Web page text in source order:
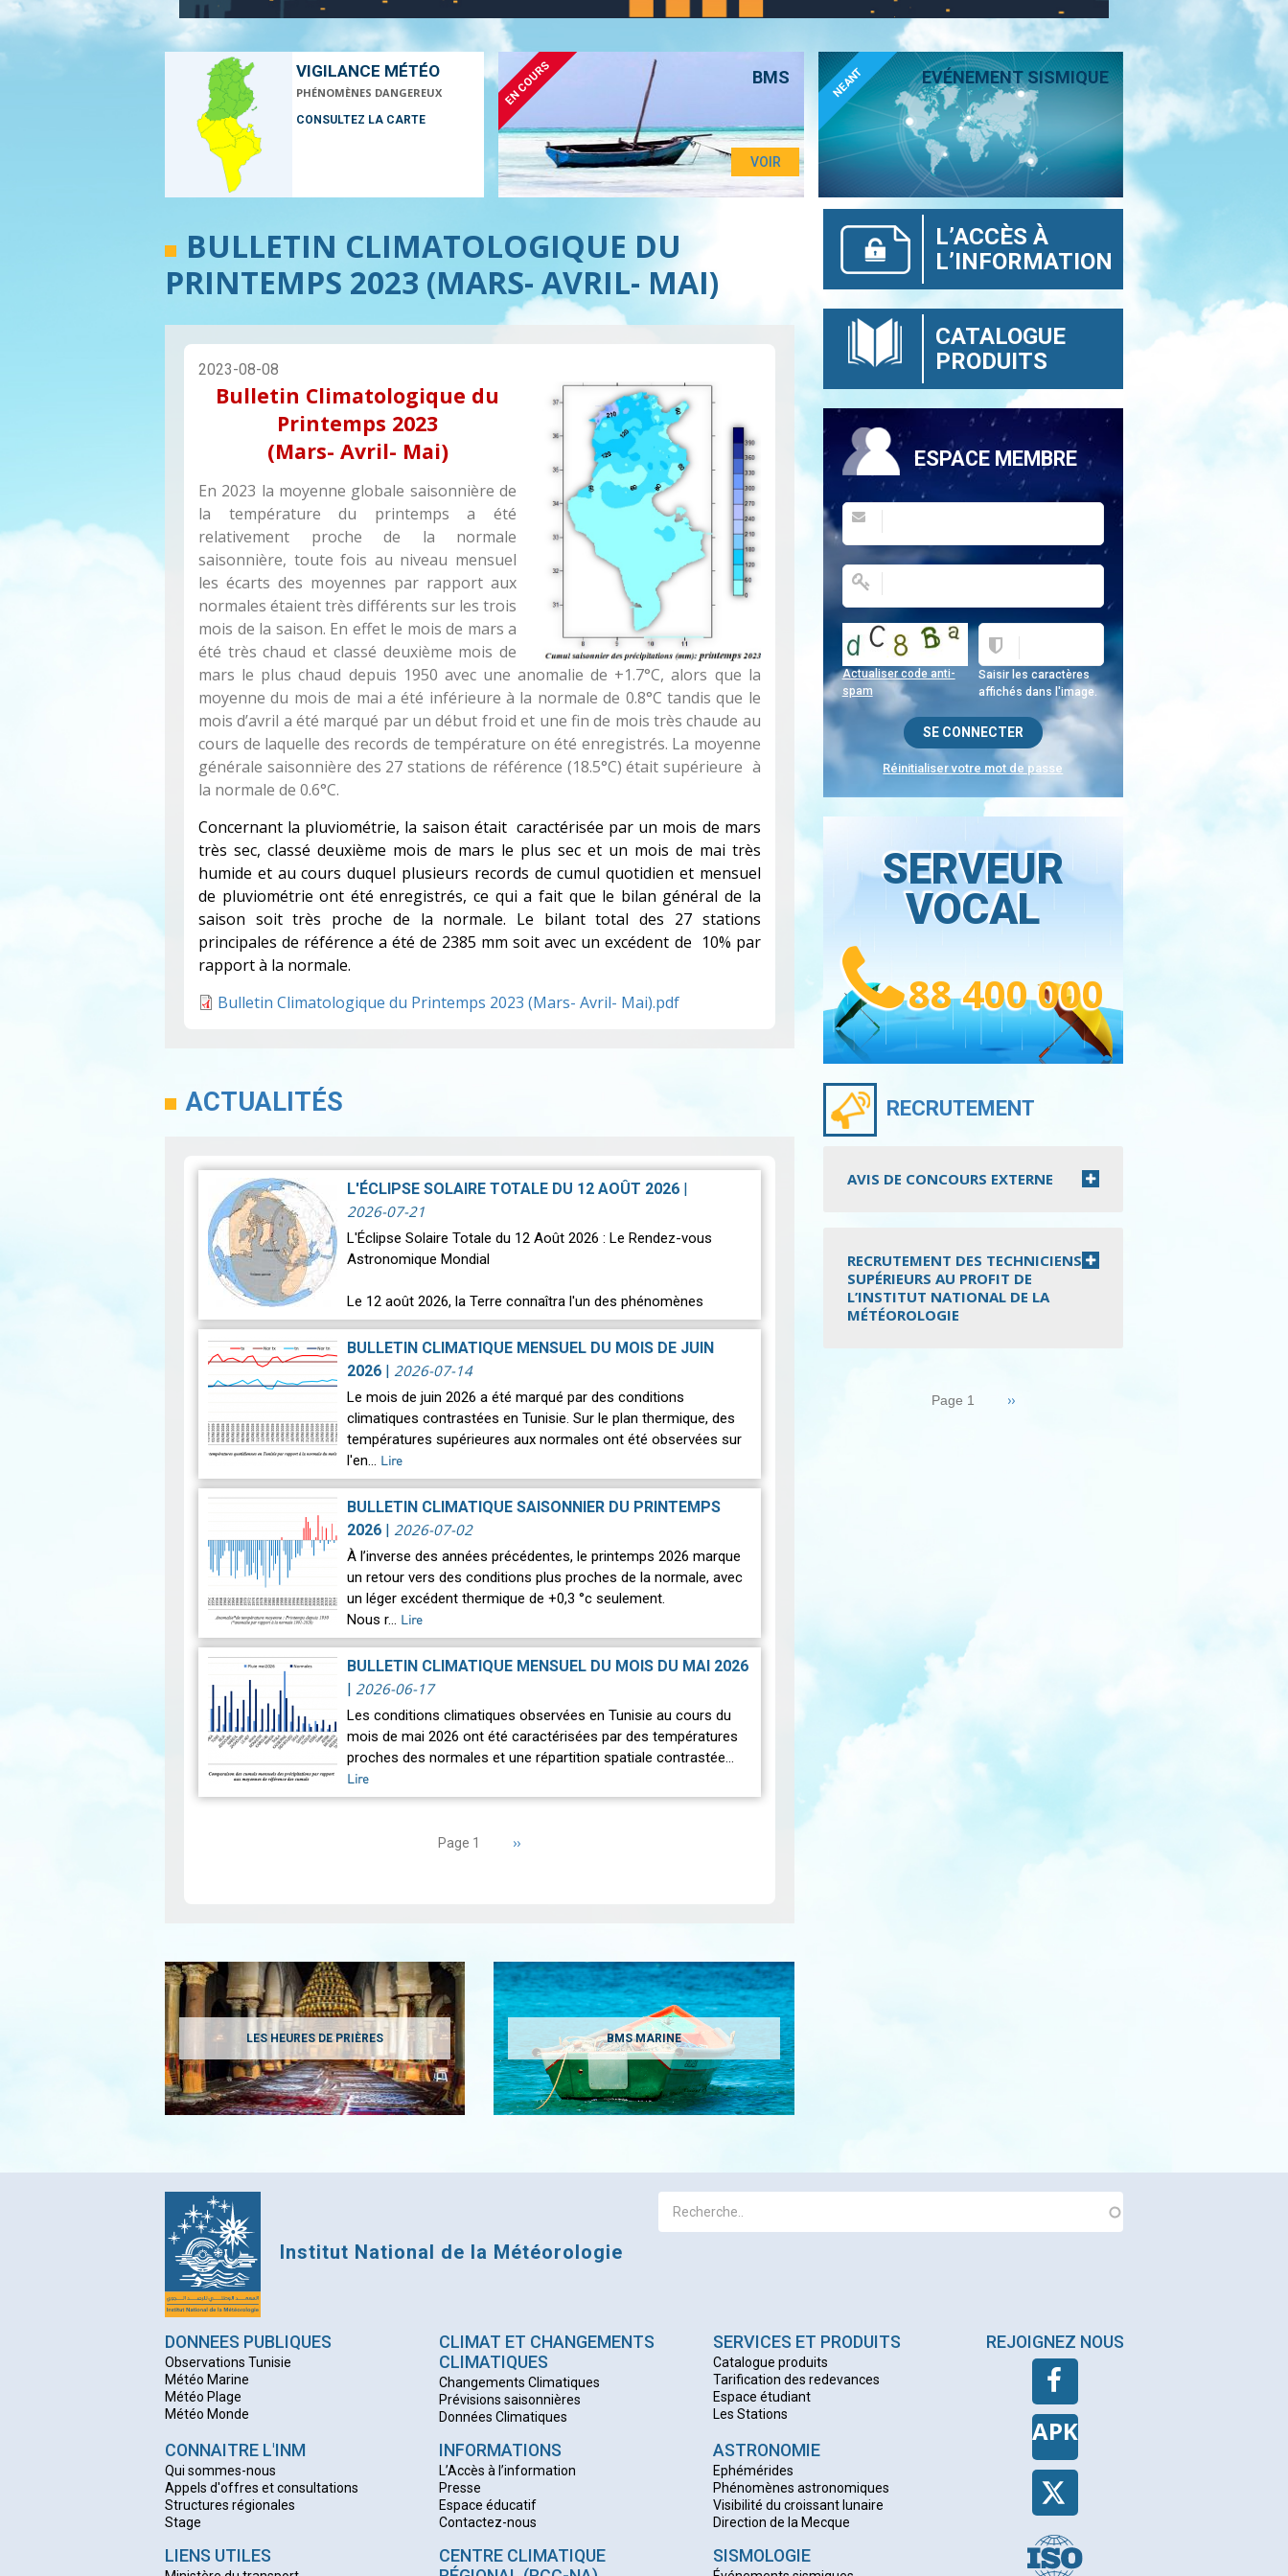
VIGILANCE MÉTÉO
PHÉNOMÈNES DANGEREUX
CONSULTEZ LA CARTE
BMS
EN COURS
VOIR
EVÉNEMENT SISMIQUE
NEANT
BULLETIN CLIMATOLOGIQUE DU
PRINTEMPS 2023 (MARS- AVRIL- MAI)
2023-08-08
Bulletin Climatologique du
Printemps 2023
(Mars- Avril- Mai)
En 2023 la moyenne globale saisonnière de
la température du printemps a été
relativement proche de la normale
saisonnière, toute fois au niveau mensuel
les écarts des moyennes par rapport aux
normales étaient très différents sur les trois
mois de la saison. En effet le mois de mars a
été très chaud et classé deuxième mois de
mars le plus chaud depuis 1950 avec une anomalie de +1.7°C, alors que la
moyenne du mois de mai a été inférieure à la normale de 0.8°C tandis que le
mois d’avril a été marqué par un début froid et une fin de mois très chaude au
cours de laquelle des records de température on été enregistrés. La moyenne
générale saisonnière des 27 stations de référence (18.5°C) était supérieure à
la normale de 0.6°C.
Concernant la pluviométrie, la saison était caractérisée par un mois de mars
très sec, classé deuxième mois de mars le plus sec et un mois de mai très
humide et au cours duquel plusieurs records de cumul quotidien et mensuel
de pluviométrie ont été enregistrés, ce qui a fait que le bilan général de la
saison soit très proche de la normale. Le bilant total des 27 stations
principales de référence a été de 2385 mm soit avec un excédent de 10% par
rapport à la normale.
Bulletin Climatologique du Printemps 2023 (Mars- Avril- Mai).pdf
ACTUALITÉS
L'ÉCLIPSE SOLAIRE TOTALE DU 12 AOÛT 2026 |
2026-07-21
L'Éclipse Solaire Totale du 12 Août 2026 : Le Rendez-vous
Astronomique Mondial
Le 12 août 2026, la Terre connaîtra l'un des phénomènes
astronomiques les plus spectaculaires : une…Lire
BULLETIN CLIMATIQUE MENSUEL DU MOIS DE JUIN
2026 | 2026-07-14
Le mois de juin 2026 a été marqué par des conditions
climatiques contrastées en Tunisie. Sur le plan thermique, des
températures supérieures aux normales ont été observées sur
l'en… Lire
BULLETIN CLIMATIQUE SAISONNIER DU PRINTEMPS
2026 | 2026-07-02
À l’inverse des années précédentes, le printemps 2026 marque
un retour vers des conditions plus proches de la normale, avec
un léger excédent thermique de +0,3 °c seulement.
Nous r… Lire
BULLETIN CLIMATIQUE MENSUEL DU MOIS DU MAI 2026
| 2026-06-17
Les conditions climatiques observées en Tunisie au cours du
mois de mai 2026 ont été caractérisées par des températures
proches des normales et une répartition spatiale contrastée…
Lire
Page 1 Page
››
LES HEURES DE PRIÈRES BMS MARINE
L’ACCÈS À
L’INFORMATION
CATALOGUE
PRODUITS
ESPACE MEMBRE
Saisir les caractères
affichés dans l'image.
Actualiser code anti-
spam
Réinitialiser votre mot de passe
SERVEUR
VOCAL
88 400 000
RECRUTEMENT
AVIS DE CONCOURS EXTERNE
RECRUTEMENT DES TECHNICIENS
SUPÉRIEURS AU PROFIT DE
L’INSTITUT NATIONAL DE LA
MÉTÉOROLOGIE
Page 1 Page
››
Institut National de la Météorologie
DONNEES PUBLIQUES
Observations Tunisie
Météo Marine
Météo Plage
Météo Monde
CLIMAT ET CHANGEMENTS
CLIMATIQUES
Changements Climatiques
Prévisions saisonnières
Données Climatiques
SERVICES ET PRODUITS
Catalogue produits
Tarification des redevances
Espace étudiant
Les Stations
CONNAITRE L'INM
Qui sommes-nous
Appels d'offres et consultations
Structures régionales
Stage
INFORMATIONS
L’Accès à l’information
Presse
Espace éducatif
Contactez-nous
ASTRONOMIE
Ephémérides
Phénomènes astronomiques
Visibilité du croissant lunaire
Direction de la Mecque
LIENS UTILES
CENTRE CLIMATIQUE
SISMOLOGIE
REJOIGNEZ NOUS
APK